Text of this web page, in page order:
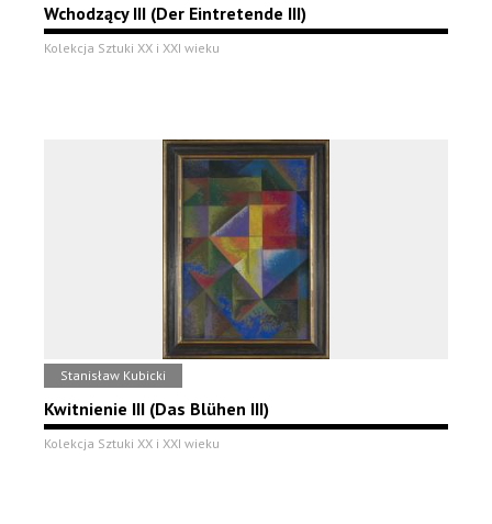
Wchodzący III (Der Eintretende III)
Kolekcja Sztuki XX i XXI wieku
Stanisław Kubicki
Kwitnienie III (Das Blühen III)
Kolekcja Sztuki XX i XXI wieku